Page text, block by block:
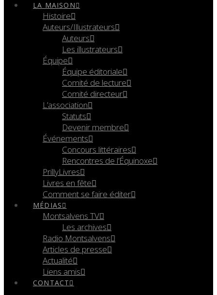
LA MAISON
Histoire
Auteurs/Illustrateurs
Auteurs
Les illustrateurs
Équipe
Équipe éditoriale
Comité de lecture
Comité directeur
L’association
Statuts
Devenir membre
Événements
Concours littéraires
Rencontres de l’Équinoxe
PrillyLivres
Livres en fête
Comment se faire éditer
MÉDIAS
Montsalvens TV
Les archives
Radio Montsalvens
Articles de presse
Actualité
Liens amis
CONTACT